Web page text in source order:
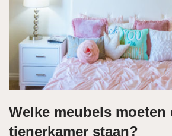
Welke meubels moeten
tienerkamer staan?